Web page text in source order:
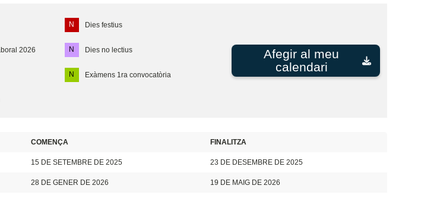
N Dies festius
2026 N Dies no lectius
N Exàmens 1ra convocatòria
Afegir al meu
calendari
COMENÇA FINALITZA
15 DE SETEMBRE DE 2025 23 DE DESEMBRE DE 2025
28 DE GENER DE 2026 19 DE MAIG DE 2026